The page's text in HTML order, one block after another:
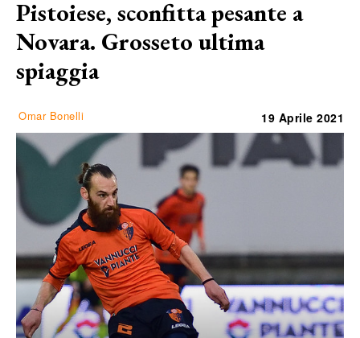
Pistoiese, sconfitta pesante a
Novara. Grosseto ultima
spiaggia
Omar Bonelli 19 Aprile 2021